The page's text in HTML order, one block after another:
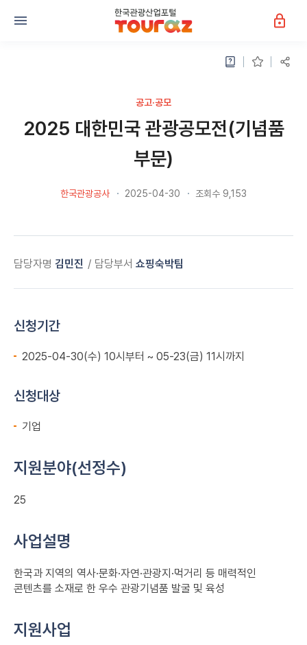
공고·공모
2025 대한민국 관광공모전(기념품
부문)
한국관광공사 2025-04-30 조회수 9,153
담당자명 김민진 담당부서 쇼핑숙박팀
신청기간
2025-04-30(수) 10시부터 ~ 05-23(금) 11시까지
신청대상
기업
지원분야(선정수)
25
사업설명
한국과 지역의 역사·문화·자연·관광지·먹거리 등 매력적인
콘텐츠를 소재로 한 우수 관광기념품 발굴 및 육성
지원사업